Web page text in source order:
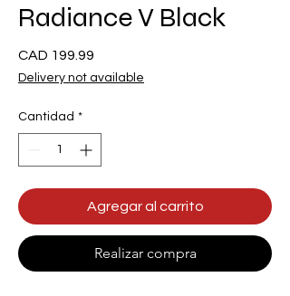
Radiance V Black
CAD 199.99
Delivery not available
Cantidad *
Agregar al carrito
Realizar compra